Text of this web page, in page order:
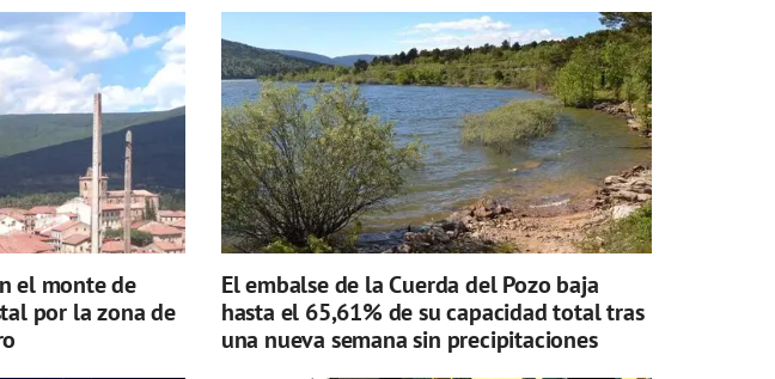
el monte de
por la zona de
El embalse de la Cuerda del Pozo baja
hasta el 65,61% de su capacidad total tras
una nueva semana sin precipitaciones